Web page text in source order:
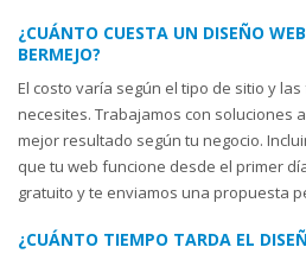
¿CUÁNTO CUESTA UN DISEÑO
BERMEJO?
El costo varía según el tipo de sitio y
necesites. Trabajamos con soluciones
mejor resultado según tu negocio.
que tu web funcione desde el primer
gratuito y te enviamos una propuesta
¿CUÁNTO TIEMPO TARDA EL